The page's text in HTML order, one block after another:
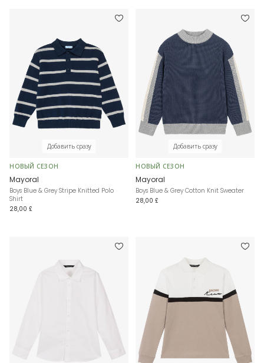
Добавить сразу
НОВЫЙ СЕЗОН
Mayoral
Boys Blue & Grey Stripe Knitted Polo
Shirt
28,00 £
Добавить сразу
НОВЫЙ СЕЗОН
Mayoral
Boys Blue & Grey Cotton Knit Sweater
28,00 £